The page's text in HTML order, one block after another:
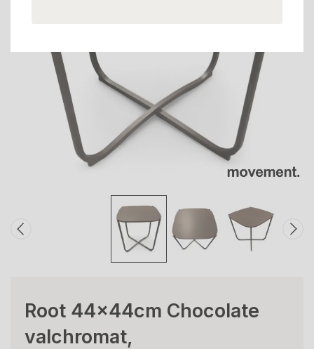
Root 44x44cm Chocolate
valchromat,